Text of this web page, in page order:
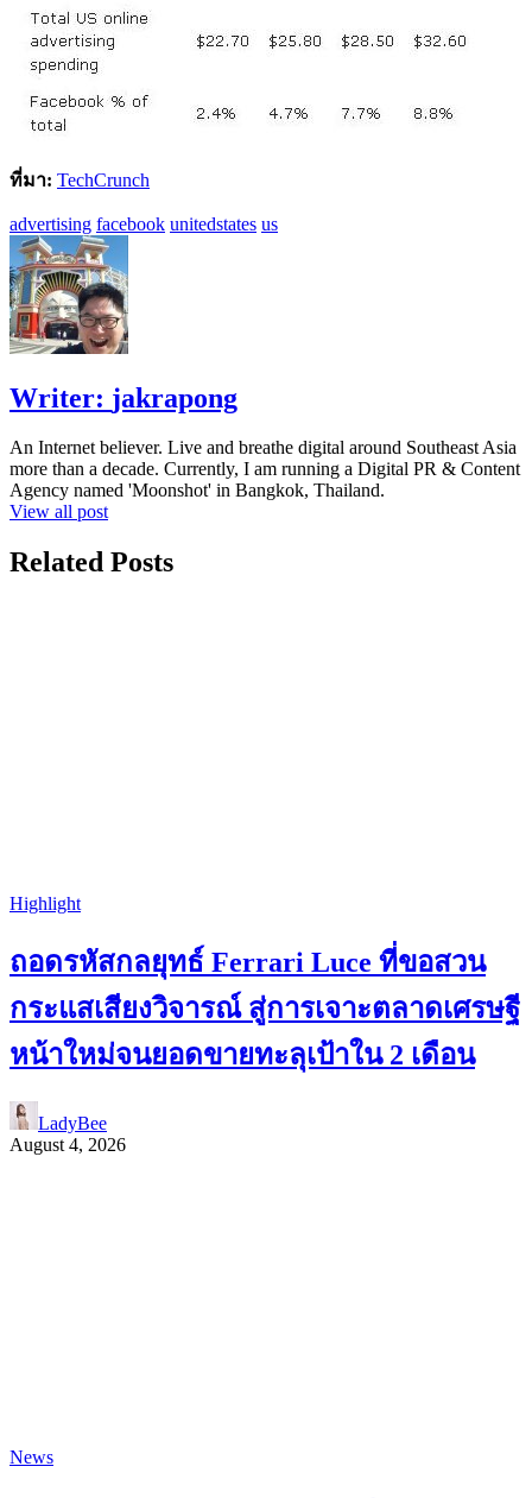
ที่มา: TechCrunch
advertising facebook unitedstates us
Writer: jakrapong
An Internet believer. Live and breathe digital around Southeast Asia
more than a decade. Currently, I am running a Digital PR & Content
Agency named 'Moonshot' in Bangkok, Thailand.
View all post
Related Posts
Highlight
ถอดรหัสกลยุทธ์ Ferrari Luce ที่ขอสวน
กระแสเสียงวิจารณ์ สู่การเจาะตลาดเศรษฐี
หน้าใหม่จนยอดขายทะลุเป้าใน 2 เดือน
LadyBee
August 4, 2026
News